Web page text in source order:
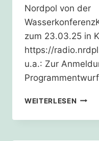
Nordpol von der
zum 23.03.25 in
https://
u.a.: Zur
WEITERLESEN